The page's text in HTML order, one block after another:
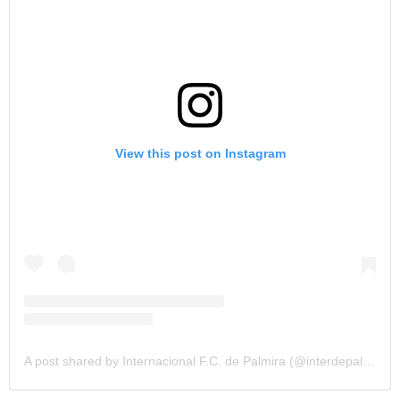
View this post on Instagram